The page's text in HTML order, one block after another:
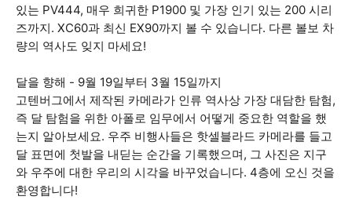
있는 PV444, 매우 희귀한 P1900 및 가장 인기 있는 200 시리
즈까지. XC60과 최신 EX90까지 볼 수 있습니다. 다른 볼보 차
량의 역사도 잊지 마세요!
달을 향해 - 9월 19일부터 3월 15일까지
고텐버그에서 제작된 카메라가 인류 역사상 가장 대담한 탐험,
즉 달 탐험을 위한 아폴로 임무에서 어떻게 중요한 역할을 했
는지 알아보세요. 우주 비행사들은 핫셀블라드 카메라를 들고
달 표면에 첫발을 내딛는 순간을 기록했으며, 그 사진은 지구
와 우주에 대한 우리의 시각을 바꾸었습니다. 4층에 오신 것을
환영합니다!